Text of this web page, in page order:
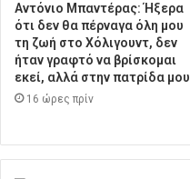
Αντόνιο Μπαντέρας: Ήξερα
ότι δεν θα πέρναγα όλη μου
τη ζωή στο Χόλιγουντ, δεν
ήταν γραφτό να βρίσκομαι
εκεί, αλλά στην πατρίδα μου
16 ώρες πρίν